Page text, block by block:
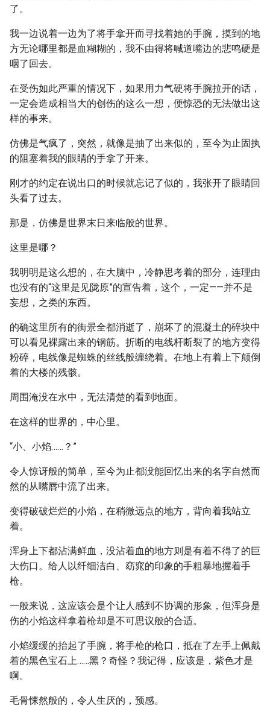
了。
我一边说着一边为了将手拿开而寻找着她的手腕，摸到的地
方无论哪里都是血糊糊的，我不由得将喊道嘴边的悲鸣硬是
咽了回去。
在受伤如此严重的情况下，如果用力气硬将手腕拉开的话，
一定会造成相当大的创伤的这么一想，便惊恐的无法做出这
样的事来。
仿佛是气疯了，突然，就像是抽了出来似的，至今为止固执
的阻塞着我的眼睛的手拿了开来。
刚才的约定在说出口的时候就忘记了似的，我张开了眼睛回
头看了过去。
那是，仿佛是世界末日来临般的世界。
这里是哪？
我明明是这么想的，在大脑中，冷静思考着的部分，连理由
也没有的“这里是见陇原”的宣告着，这个，一定——并不是
妄想，之类的东西。
的确这里所有的街景全都消逝了，崩坏了的混凝土的碎块中
可以看见裸露出来的钢筋。折断的电线杆断裂了的地方变得
粉碎，电线像是蜘蛛的丝线般缠绕着。在地上有着上下颠倒
着的大楼的残骸。
周围淹没在水中，无法清楚的看到地面。
在这样的世界的，中心里。
“小、小焰……？”
令人惊讶般的简单，至今为止都没能回忆出来的名字自然而
然的从嘴唇中流了出来。
变得破破烂烂的小焰，在稍微远点的地方，背向着我站立
着。
浑身上下都沾满鲜血，没沾着血的地方则是有着不得了的巨
大伤口。给人以纤细洁白、窈窕的印象的手粗暴地握着手
枪。
一般来说，这应该会是个让人感到不协调的形象，但浑身是
伤的小焰这样拿着枪却是不可思议般的合适。
小焰缓缓的抬起了手腕，将手枪的枪口，抵在了左手上佩戴
着的黑色宝石上……黑？奇怪？我记得，应该是，紫色才是
啊。
毛骨悚然般的，令人生厌的，预感。